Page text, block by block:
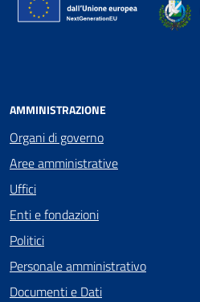
AMMINISTRAZIONE
Organi di governo
Aree amministrative
Uffici
Enti e fondazioni
Politici
Personale amministrativo
Documenti e Dati